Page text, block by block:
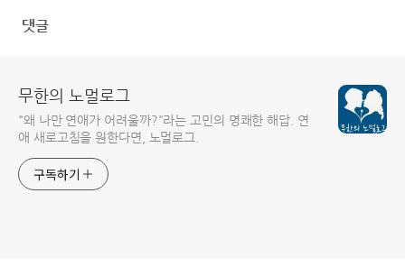
댓글
무한의 노멀로그
"왜 나만 연애가 어려울까?"라는 고민의 명쾌한 해답. 연
애 새로고침을 원한다면, 노멀로그.
구독하기